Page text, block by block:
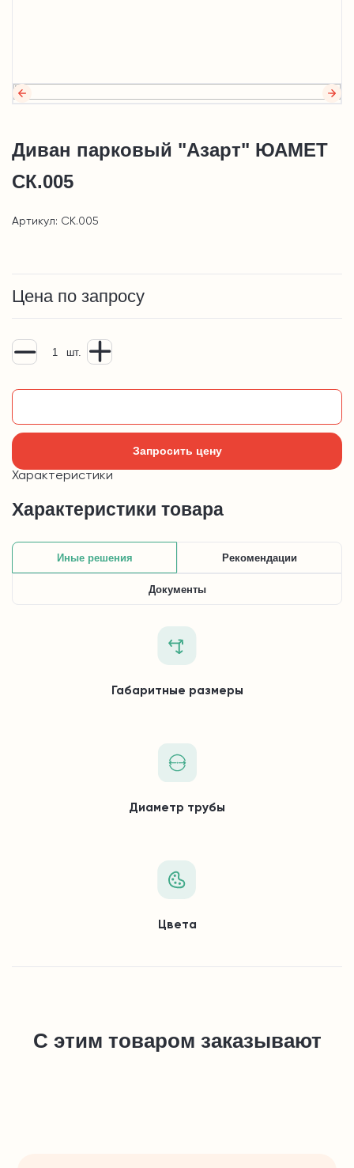
Диван парковый "Азарт" ЮАМЕТ
СК.005
Артикул: СК.005
Цена по запросу
шт.
Запросить цену
Характеристики
Характеристики товара
Иные решения Рекомендации
Документы
Габаритные размеры
Диаметр трубы
Цвета
С этим товаром заказывают